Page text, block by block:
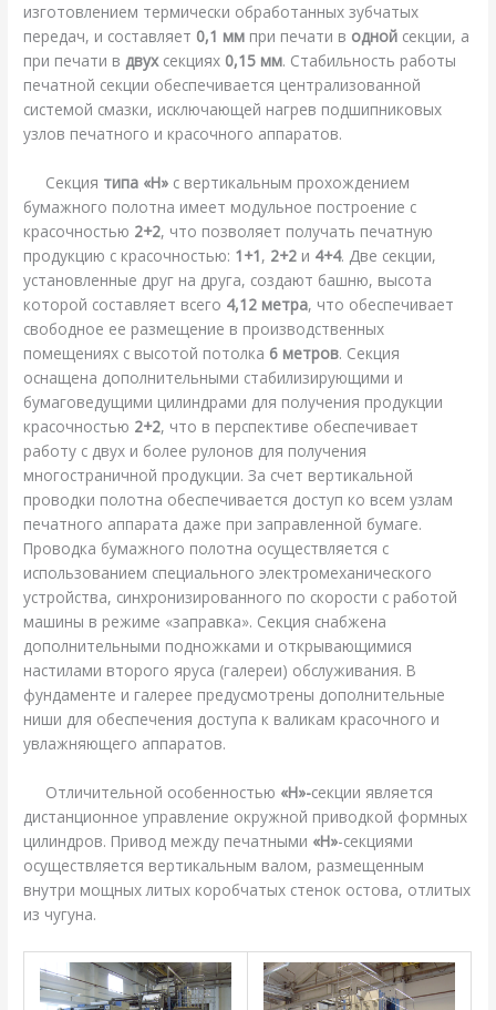
изготовлением термически обработанных зубчатых
передач, и составляет 0,1 мм при печати в одной секции, а
при печати в двухсекциях 0,15 мм. Стабильность работы
печатной секции обеспечивается централизованной
системой смазки, исключающей нагрев подшипниковых
узлов печатного и красочного аппаратов.
Секция типа «H» с вертикальным прохождением
бумажного полотна имеет модульное построение с
красочностью 2+2, что позволяет получать печатную
продукцию с красочностью: 1+1, 2+2 и 4+4. Две секции,
установленные друг на друга, создают башню, высота
которой составляет всего 4,12 метра, что обеспечивает
свободное ее размещение в производственных
помещениях с высотой потолка 6 метров. Секция
оснащена дополнительными стабилизирующими и
бумаговедущими цилиндрами для получения продукции
красочностью 2+2, что в перспективе обеспечивает
работу с двух и более рулонов для получения
многостраничной продукции. За счет вертикальной
проводки полотна обеспечивается доступ ко всем узлам
печатного аппарата даже при заправленной бумаге.
Проводка бумажного полотна осуществляется с
использованием специального электромеханического
устройства, синхронизированного по скорости с работой
машины в режиме «заправка». Секция снабжена
дополнительными подножками и открывающимися
настилами второго яруса (галереи) обслуживания. В
фундаменте и галерее предусмотрены дополнительные
ниши для обеспечения доступа к валикам красочного и
увлажняющего аппаратов.
Отличительной особенностью «H»-секции является
дистанционное управление окружной приводкой формных
цилиндров. Привод между печатными «H»-секциями
осуществляется вертикальным валом, размещенным
внутри мощных литых коробчатых стенок остова, отлитых
из чугуна.